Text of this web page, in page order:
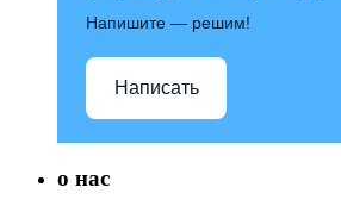
Напишите — решим!
Написать
о нас